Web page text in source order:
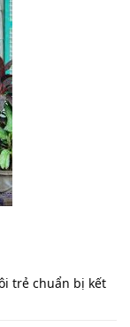
trẻ chuẩn bị kết